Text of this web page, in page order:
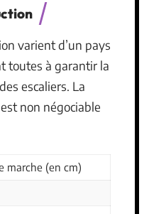
varient d’un pays
toutes à garantir la
escaliers. La
non négociable
marche (en cm)